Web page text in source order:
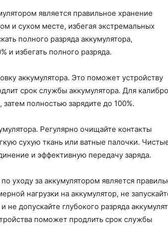
является правильное хранение
и сухом месте, избегая экстремальных
полного разряда аккумулятора,
и избегать полного разряда.
аккумулятора. Это поможет устройству
срок службы аккумулятора. Для
затем полностью зарядите до 100%.
Регулярно очищайте контакты
сухую ткань или ватные палочки.
и эффективную передачу заряда.
уходу за аккумулятором является
нагрузки на аккумулятор, не
допускайте глубокого разряда
поможет продлить срок службы